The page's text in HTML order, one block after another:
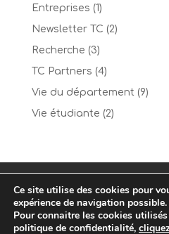
Entreprises (1)
Newsletter TC (2)
Recherche (3)
TC Partners (4)
Vie du département(9)
Vie étudiante (2)
Politique de
Ce site utilise des cookies pour
expérience de navigation possible.
Pour connaitre les cookies
politique de confidentialité,